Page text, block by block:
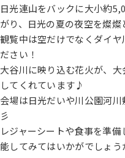
日光連山をバックに大小約
がり、日光の夏の夜空を燦
観覧中は空だけでなくダイ
ださい！
大谷川に映り込む花火が、
してくれています♪
会場は日光だいや川公園河
彡
レジャーシートや食事を準
能してみてはいかがでしょ